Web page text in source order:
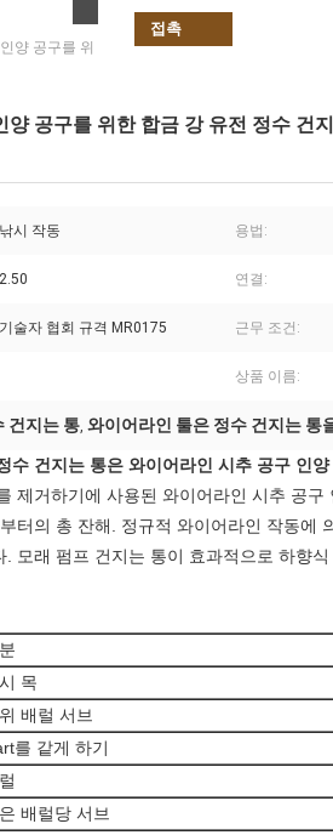
양 공구를 위
접촉
공구를 위한 합금 강 유전 정수 건
시 작동 용법:
연결:
술자 협회 규격 MR0175 근무 조건:
상품 이름:
건지는 통, 와이어라인 툴은 정수 건지는 통
수 건지는 통은 와이어라인 시추 공구 인
제거하기에 사용된 와이어라인 시추 공
터의 총 잔해. 정규적 와이어라인 작동에
모래 펌프 건지는 통이 효과적으로 하향
목
배럴 서브
를 같게 하기
배럴당 서브